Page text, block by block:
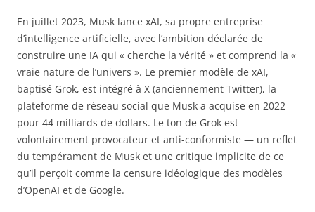
En juillet 2023, Musk lance xAI, sa propre entreprise
d’intelligence artificielle, avec l’ambition déclarée de
construire une IA qui « cherche la vérité » et comprend la «
vraie nature de l’univers ». Le premier modèle de xAI,
baptisé Grok, est intégré à X (anciennement Twitter), la
plateforme de réseau social que Musk a acquise en 2022
pour 44 milliards de dollars. Le ton de Grok est
volontairement provocateur et anti-conformiste — un reflet
du tempérament de Musk et une critique implicite de ce
qu’il perçoit comme la censure idéologique des modèles
d’OpenAI et de Google.